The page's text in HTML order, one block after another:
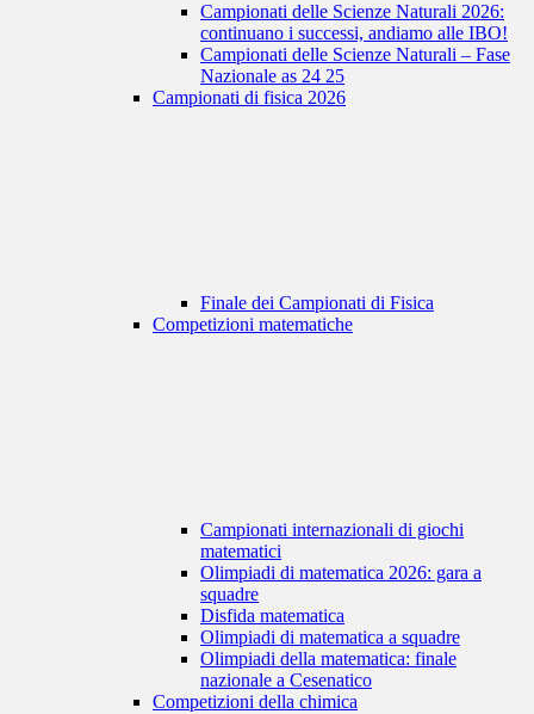
Campionati delle Scienze Naturali 2026:
continuano i successi, andiamo alle IBO!
Campionati delle Scienze Naturali – Fase
Nazionale as 24 25
Campionati di fisica 2026
Finale dei Campionati di Fisica
Competizioni matematiche
Campionati internazionali di giochi
matematici
Olimpiadi di matematica 2026: gara a
squadre
Disfida matematica
Olimpiadi di matematica a squadre
Olimpiadi della matematica: finale
nazionale a Cesenatico
Competizioni della chimica